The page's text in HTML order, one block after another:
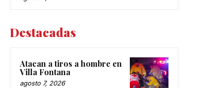
Destacadas
Atacan a tiros a hombre en
Villa Fontana
agosto 7, 2026